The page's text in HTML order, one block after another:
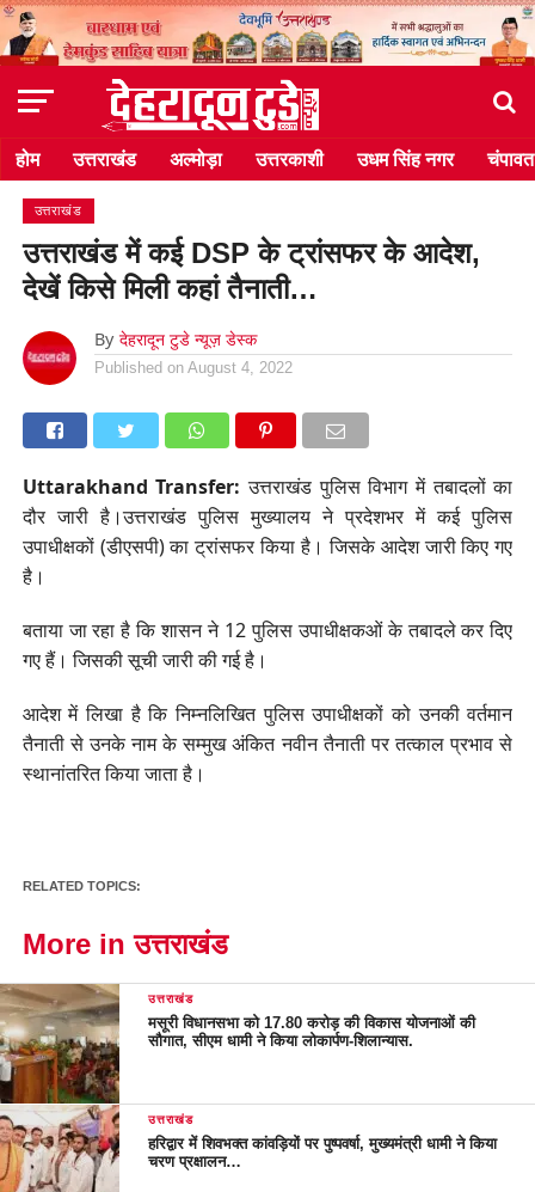
होम उत्तराखंड अल्मोड़ा उत्तरकाशी उधम सिंह नगर चंपावत
उत्तराखंड
उत्तराखंड में कई DSP के ट्रांसफर के आदेश,
देखें किसे मिली कहां तैनाती…
By देहरादून टुडे न्यूज़ डेस्क
Published on August 4, 2022
Uttarakhand Transfer: उत्तराखंड पुलिस विभाग में तबादलों का
दौर जारी है।उत्तराखंड पुलिस मुख्यालय ने प्रदेशभर में कई पुलिस
उपाधीक्षकों (डीएसपी) का ट्रांसफर किया है। जिसके आदेश जारी किए गए
है।
बताया जा रहा है कि शासन ने 12 पुलिस उपाधीक्षकओं के तबादले कर दिए
गए हैं। जिसकी सूची जारी की गई है।
आदेश में लिखा है कि निम्नलिखित पुलिस उपाधीक्षकों को उनकी वर्तमान
तैनाती से उनके नाम के सम्मुख अंकित नवीन तैनाती पर तत्काल प्रभाव से
स्थानांतरित किया जाता है।
RELATED TOPICS:
More in उत्तराखंड
उत्तराखंड
मसूरी विधानसभा को 17.80 करोड़ की विकास योजनाओं की
सौगात, सीएम धामी ने किया लोकार्पण-शिलान्यास.
उत्तराखंड
हरिद्वार में शिवभक्त कांवड़ियों पर पुष्पवर्षा, मुख्यमंत्री धामी ने किया
चरण प्रक्षालन…